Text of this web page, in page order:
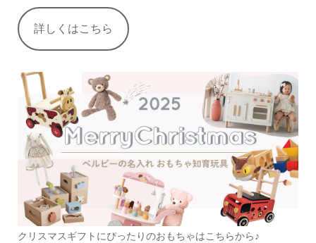
詳しくはこちら
クリスマスギフトにぴったりのおもちゃはこちらから♪